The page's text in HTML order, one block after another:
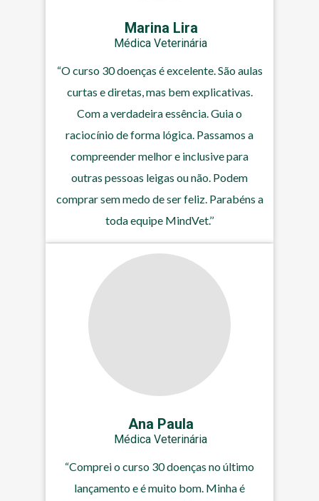
“O curso 30 doenças é excelente. São aulas
curtas e diretas, mas bem explicativas.
Com a verdadeira essência. Guia o
raciocínio de forma lógica. Passamos a
compreender melhor e inclusive para
outras pessoas leigas ou não. Podem
comprar sem medo de ser feliz. Parabéns a
toda equipe MindVet.’’
Médica Veterinária
Marina Lira
“Comprei o curso 30 doenças no último
lançamento e é muito bom. Minha é
Médica Veterinária
Ana Paula